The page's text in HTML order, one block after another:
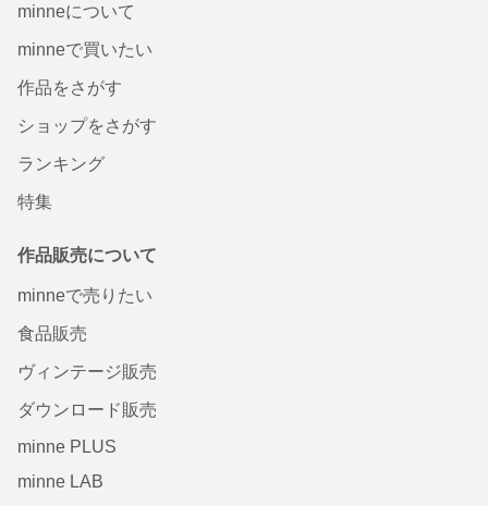
minneについて
minneで買いたい
作品をさがす
ショップをさがす
ランキング
特集
作品販売について
minneで売りたい
食品販売
ヴィンテージ販売
ダウンロード販売
minne PLUS
minne LAB